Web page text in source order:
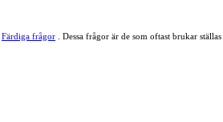
Färdiga frågor . Dessa frågor är de som oftast brukar